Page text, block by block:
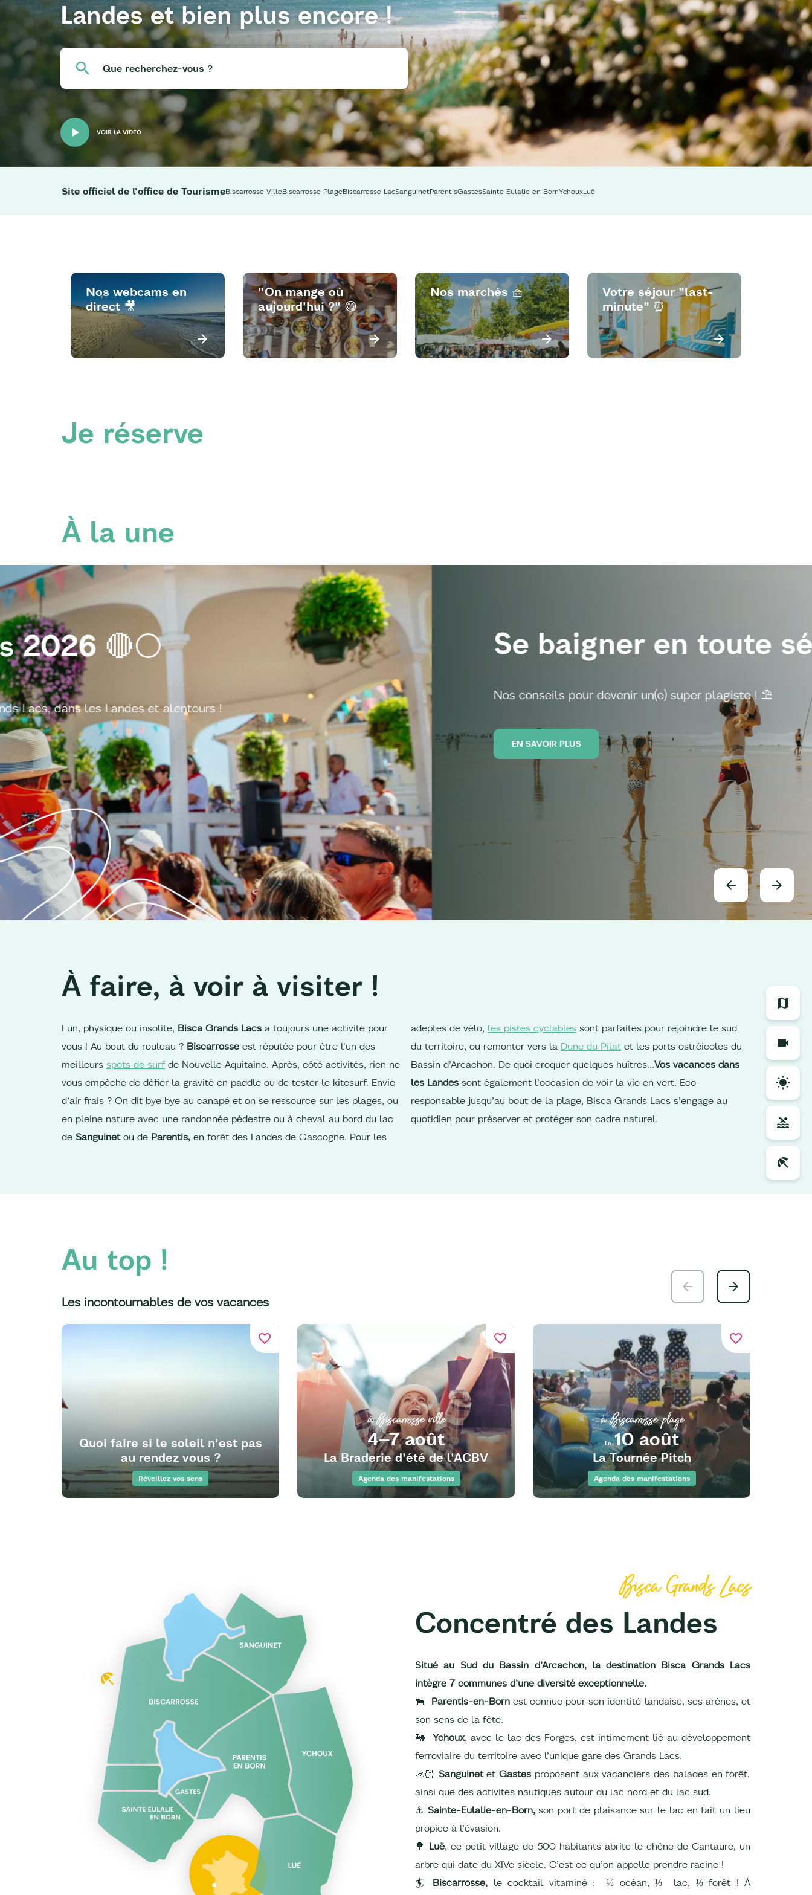
Landes et bien plus encore !
Que recherchez-vous ?
VOIR LA VIDÉO
Site officiel de l'office de TourismeBiscarrosse VilleBiscarrosse PlageBiscarrosse LacSanguinetParentisGastesSainte Eulalie en BornYchouxLuë
Nos webcams en
direct 🎥
"On mange où
aujourd'hui ?" 😋
Nos marchés 🧺
Votre séjour "last-
minute" ⏰
Je réserve
À la une
Se baigner en toute sécurité 😎
Nos conseils pour devenir un(e) super plagiste ! ⛱️
EN SAVOIR PLUS
À faire, à voir à visiter !
Fun, physique ou insolite, Bisca Grands Lacs a toujours une activité pour
vous ! Au bout du rouleau ? Biscarrosse est réputée pour être l'un des
meilleurs spots de surf de Nouvelle Aquitaine. Après, côté activités, rien ne
vous empêche de défier la gravité en paddle ou de tester le kitesurf. Envie
d’air frais ? On dit bye bye au canapé et on se ressource sur les plages, ou
en pleine nature avec une randonnée pédestre ou à cheval au bord du lac
de Sanguinetou de Parentis, en forêt des Landes de Gascogne. Pour les
adeptes de vélo, les pistes cyclables sont parfaites pour rejoindre le sud
du territoire, ou remonter vers la Dune du Pilat et les ports ostréicoles du
Bassin d’Arcachon. De quoi croquer quelques huîtres…Vos vacances dans
les Landes sont également l’occasion de voir la vie en vert. Eco-
responsable jusqu’au bout de la plage, Bisca Grands Lacs s’engage au
quotidien pour préserver et protéger son cadre naturel.
Au top !
Les incontournables de vos vacances
favorite_border
Quoi faire si le soleil n'est pas
au rendez vous ?
Réveillez vos sens
favorite_border
à Biscarrosse ville
4–7 août
La Braderie d'été de l'ACBV
Agenda des manifestations
favorite_border
à Biscarrosse plage
Le10 août
La Tournée Pitch
Agenda des manifestations
Bisca Grands Lacs
Concentré des Landes
Situé au Sud du Bassin d’Arcachon, la destination Bisca Grands Lacs
intègre 7 communes d’une diversité exceptionnelle.
🐂 Parentis-en-Bornest connue pour son identité landaise, ses arènes, et
son sens de la fête.
🚂 Ychoux, avec le lac des Forges, est intimement lié au développement
ferroviaire du territoire avec l’unique gare des Grands Lacs.
🚣🏻 Sanguinetet Gastes proposent aux vacanciers des balades en forêt,
ainsi que des activités nautiques autour du lac nord et du lac sud.
⚓ Sainte-Eulalie-en-Born,son port de plaisance sur le lac en fait un lieu
propice à l’évasion.
🌳 Luë, ce petit village de 500 habitants abrite le chêne de Cantaure, un
arbre qui date du XIVe siècle. C’est ce qu’on appelle prendre racine !
🏄 Biscarrosse, le cocktail vitaminé : ⅓ océan, ⅓ lac, ⅓ forêt ! À